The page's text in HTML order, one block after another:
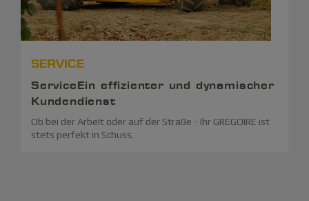
SERVICE
ServiceEin effizienter und dynamischer
Kundendienst
Ob bei der Arbeit oder auf der Straße - Ihr GREGOIRE ist
stets perfekt in Schuss.